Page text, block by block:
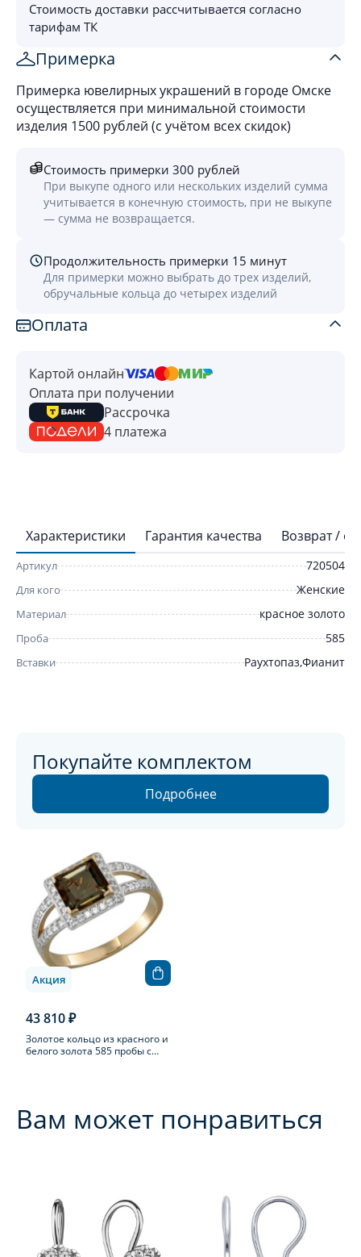
Стоимость доставки рассчитывается согласно
тарифам ТК
Примерка
Примерка ювелирных украшений в городе Омске
осуществляется при минимальной стоимости
изделия 1500 рублей (с учётом всех скидок)
Стоимость примерки 300 рублей
При выкупе одного или нескольких изделий сумма
учитывается в конечную стоимость, при не выкупе
— сумма не возвращается.
Продолжительность примерки 15 минут
Для примерки можно выбрать до трех изделий,
обручальные кольца до четырех изделий
Оплата
Картой онлайн
Оплата при получении
Рассрочка
4 платежа
Характеристики Гарантия качества Возврат /
Артикул 720504
Для кого Женские
Материал красное золото
Проба 585
Вставки Раухтопаз,Фианит
Покупайте комплектом
Подробнее
43 810 ₽
Золотое кольцо из красного и
белого золота 585 пробы с
Акция
Вам может понравиться